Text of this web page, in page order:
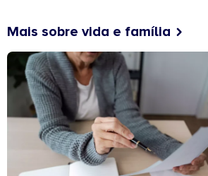
Mais sobre vida e família